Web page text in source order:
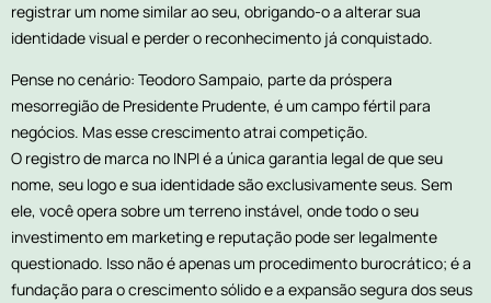
registrar um nome similar ao seu, obrigando-o a alterar sua
identidade visual e perder o reconhecimento já conquistado.
Pense no cenário: Teodoro Sampaio, parte da próspera
mesorregião de Presidente Prudente, é um campo fértil para
negócios. Mas esse crescimento atrai competição.
O registro de marca no INPI é a única garantia legal de que seu
nome, seu logo e sua identidade são exclusivamente seus. Sem
ele, você opera sobre um terreno instável, onde todo o seu
investimento em marketing e reputação pode ser legalmente
questionado. Isso não é apenas um procedimento burocrático; é a
fundação para o crescimento sólido e a expansão segura dos seus